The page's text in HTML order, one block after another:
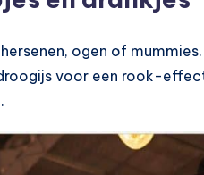
ogen of
voor een rook-